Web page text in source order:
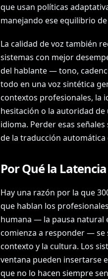
que usan políticas
manejando ese equilibrio
La calidad de voz también
sistemas con mejor
del hablante — tono,
todo en una voz sintética
contextos profesionales, la
hesitación o la autoridad
idioma. Perder esas
de la traducción automática
Por Qué la
Hay una razón por la que
que hablan los
humana — la pausa natural
comienza a responder — se
contexto y la cultura. Los
ventana pueden insertarse
que no lo hacen siempre